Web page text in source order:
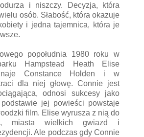
i niszczy. Decyzja, która
osób. Słabość, która okazuje
i jedna tajemnica, która je
popołudnia 1980 roku w
Hampstead Heath Elise
Constance Holden i w
dla niej głowę. Connie jest
odnosi sukcesy jako
jej powieści powstaje
film. Elise wyrusza z nią do
miasta wielkich gwiazd i
Ale podczas gdy Connie